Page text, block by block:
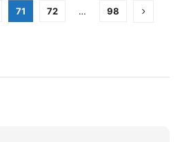
71 72 … 98